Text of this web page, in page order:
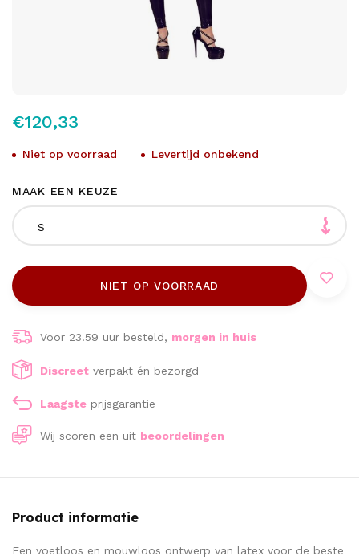
€120,33
Niet op voorraad Levertijd onbekend
MAAK EEN KEUZE
S
NIET OP VOORRAAD
Voor 23.59 uur besteld, morgen in huis
Discreet verpakt én bezorgd
Laagste prijsgarantie
Wij scoren een uit beoordelingen
Product informatie
Een voetloos en mouwloos ontwerp van latex voor de beste